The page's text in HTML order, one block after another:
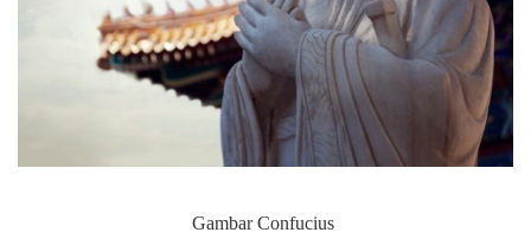
Gambar Confucius